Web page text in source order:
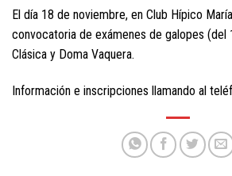
El día 18 de noviembre, en Club Hípico
convocatoria de exámenes de galopes (del
Clásica y Doma Vaquera.
Información e inscripciones llamando al